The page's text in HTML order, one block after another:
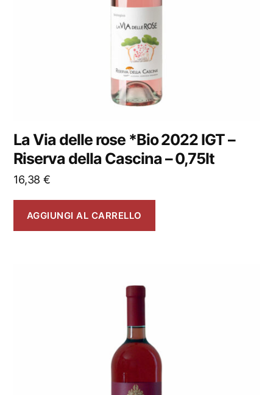
La Via delle rose *Bio 2022 IGT –
Riserva della Cascina – 0,75lt
16,38 €
AGGIUNGI AL CARRELLO